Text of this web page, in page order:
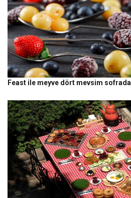
Feast ile meyve dört mevsim sofrada